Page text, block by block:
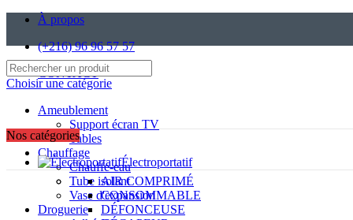
À propos
(+216) 96 96 57 57
CONTACT
Choisir une catégorie
Ameublement
Support écran TV
Tables
Chauffage
Chauffe-eau
Tube isolant
Vase d'expansion
Droguerie
Nos catégories
Électroportatif
AIR COMPRIMÉ
CONSOMMABLE
DÉFONCEUSE
SUR COMMANDE